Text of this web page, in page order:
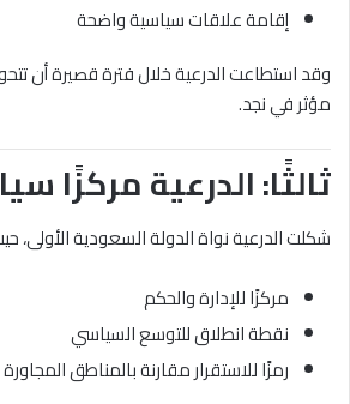
إقامة علاقات سياسية واضحة
وقد استطاعت الدرعية خلال فترة قصيرة أن
مؤثر في نجد.
ثالثًا: الدرعية مركزًا
شكلت الدرعية نواة الدولة السعودية الأولى،
مركزًا للإدارة والحكم
نقطة انطلاق للتوسع السياسي
رمزًا للاستقرار مقارنة بالمناطق المجاورة